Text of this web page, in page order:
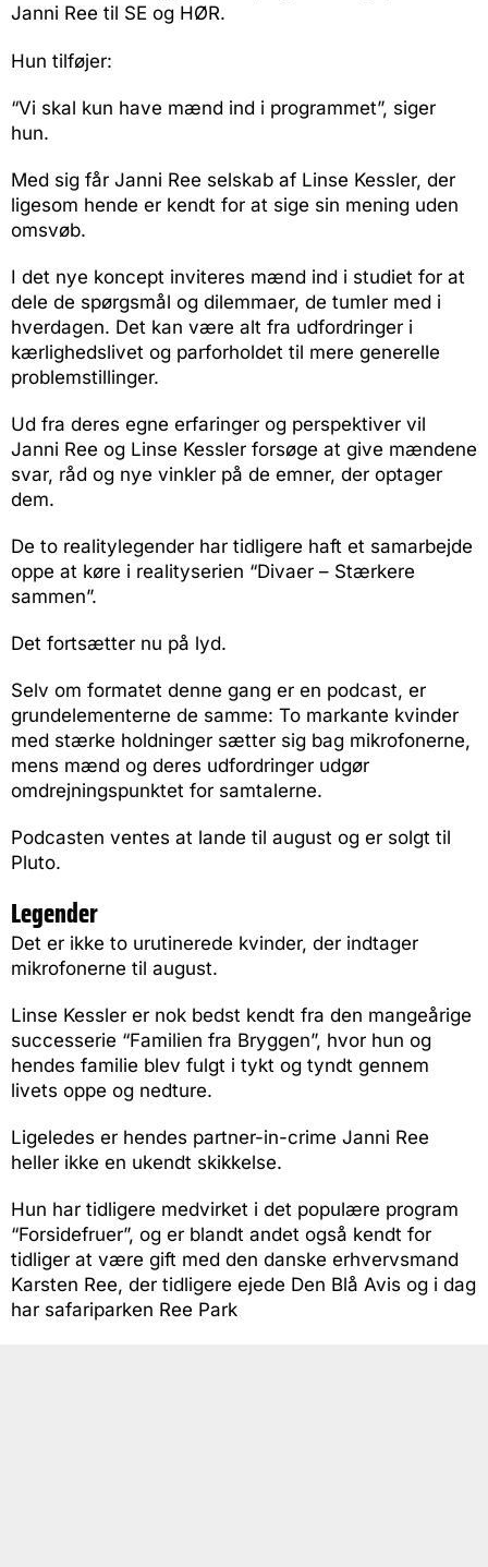
Janni Ree til SE og HØR.
Hun tilføjer:
“Vi skal kun have mænd ind i programmet”, siger
hun.
Med sig får Janni Ree selskab af Linse Kessler, der
ligesom hende er kendt for at sige sin mening uden
omsvøb.
I det nye koncept inviteres mænd ind i studiet for at
dele de spørgsmål og dilemmaer, de tumler med i
hverdagen. Det kan være alt fra udfordringer i
kærlighedslivet og parforholdet til mere generelle
problemstillinger.
Ud fra deres egne erfaringer og perspektiver vil
Janni Ree og Linse Kessler forsøge at give mændene
svar, råd og nye vinkler på de emner, der optager
dem.
De to realitylegender har tidligere haft et samarbejde
oppe at køre i realityserien “Divaer – Stærkere
sammen”.
Det fortsætter nu på lyd.
Selv om formatet denne gang er en podcast, er
grundelementerne de samme: To markante kvinder
med stærke holdninger sætter sig bag mikrofonerne,
mens mænd og deres udfordringer udgør
omdrejningspunktet for samtalerne.
Podcasten ventes at lande til august og er solgt til
Pluto.
Legender
Det er ikke to urutinerede kvinder, der indtager
mikrofonerne til august.
Linse Kessler er nok bedst kendt fra den mangeårige
successerie “Familien fra Bryggen”, hvor hun og
hendes familie blev fulgt i tykt og tyndt gennem
livets oppe og nedture.
Ligeledes er hendes partner-in-crime Janni Ree
heller ikke en ukendt skikkelse.
Hun har tidligere medvirket i det populære program
“Forsidefruer”, og er blandt andet også kendt for
tidliger at være gift med den danske erhvervsmand
Karsten Ree, der tidligere ejede Den Blå Avis og i dag
har safariparken Ree Park